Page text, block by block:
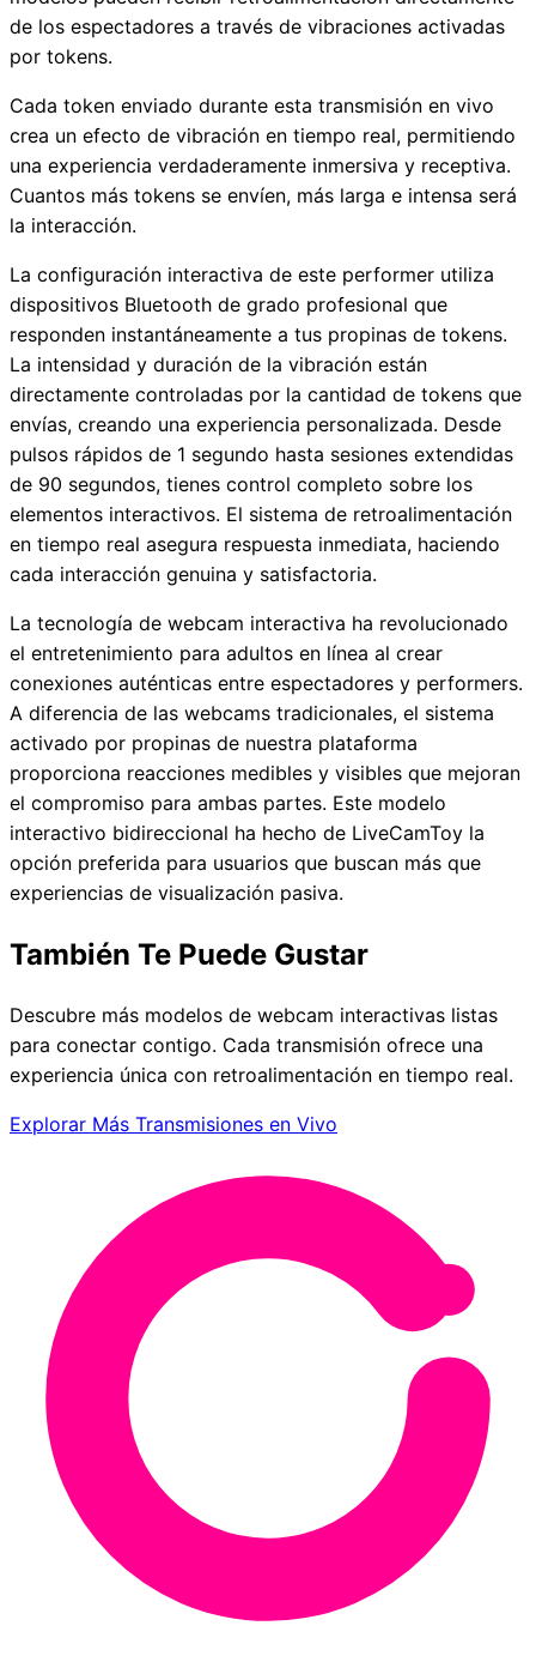
de los espectadores a través de vibraciones activadas
por tokens.
Cada token enviado durante esta transmisión en vivo
crea un efecto de vibración en tiempo real, permitiendo
una experiencia verdaderamente inmersiva y receptiva.
Cuantos más tokens se envíen, más larga e intensa será
la interacción.
La configuración interactiva de este performer utiliza
dispositivos Bluetooth de grado profesional que
responden instantáneamente a tus propinas de tokens.
La intensidad y duración de la vibración están
directamente controladas por la cantidad de tokens que
envías, creando una experiencia personalizada. Desde
pulsos rápidos de 1 segundo hasta sesiones extendidas
de 90 segundos, tienes control completo sobre los
elementos interactivos. El sistema de retroalimentación
en tiempo real asegura respuesta inmediata, haciendo
cada interacción genuina y satisfactoria.
La tecnología de webcam interactiva ha revolucionado
el entretenimiento para adultos en línea al crear
conexiones auténticas entre espectadores y performers.
A diferencia de las webcams tradicionales, el sistema
activado por propinas de nuestra plataforma
proporciona reacciones medibles y visibles que mejoran
el compromiso para ambas partes. Este modelo
interactivo bidireccional ha hecho de LiveCamToy la
opción preferida para usuarios que buscan más que
experiencias de visualización pasiva.
También Te Puede Gustar
Descubre más modelos de webcam interactivas listas
para conectar contigo. Cada transmisión ofrece una
experiencia única con retroalimentación en tiempo real.
Explorar Más Transmisiones en Vivo